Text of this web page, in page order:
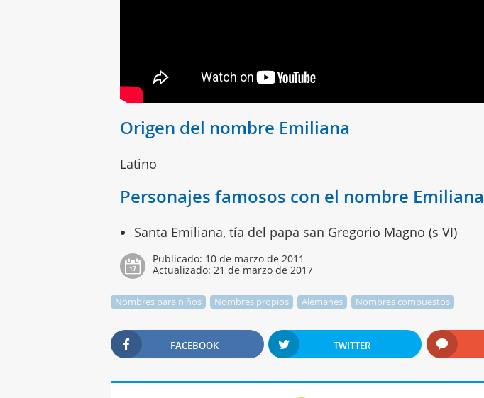
Origen del nombre Emiliana
Latino
Personajes famosos con el nombre Emiliana
Santa Emiliana, tía del papa san Gregorio Magno (s VI)
Publicado: 10 de marzo de 2011
Actualizado: 21 de marzo de 2017
Nombres para niños Nombres propios Alemanes Nombres compuestos
FACEBOOK TWITTER